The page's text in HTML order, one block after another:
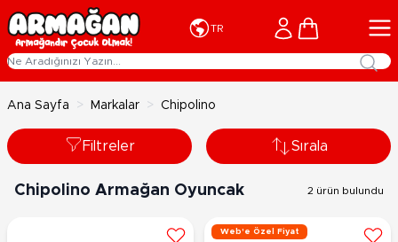
İçeriğe geç
TR Cart
Ana Sayfa > Markalar > Chipolino
Filtreler Sırala
Chipolino Armağan Oyuncak 2 ürün bulundu
Web'e Özel Fiyat